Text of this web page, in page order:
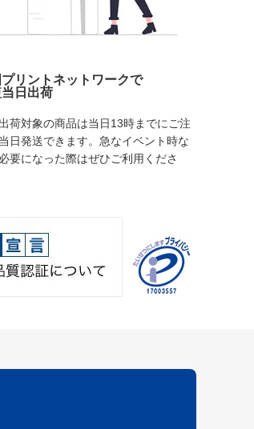
リントネットワークで
日出荷
荷対象の商品は当日13時までにご注
日発送できます。急なイベント時な
要になった際はぜひご利用くださ